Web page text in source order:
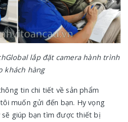
lắp đặt camera hành trình
khách hàng
tin chi tiết về sản phẩm
muốn gửi đến bạn. Hy vọng
giúp bạn tìm được thiết bị